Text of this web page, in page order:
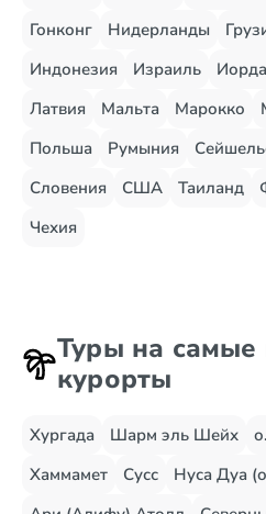
Гонконг
Нидерланды
Индонезия
Израиль
Латвия
Мальта Марокко
Польша
Румыния
Словения
США Таиланд
Чехия
Туры на
курорты
Хургада Шарм эль Шейх
Хаммамет
Сусс
Нуса Дуа